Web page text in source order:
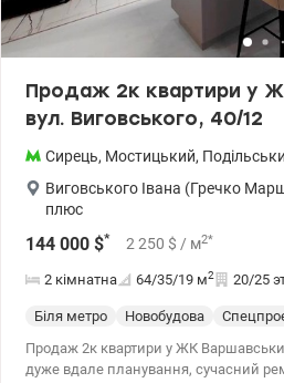
варіанти. Телефонуйте щоб дізнатись
0504434948 Оксана Романець
Продаж 2к квартири у
вул. Виговського, 40/12
Сирець, Мостицький,
Виговського Івана (Гречко
плюс
144 000 $* 2 250 $ / м2*
2 кімнатна 64/35/19 м2 20/25
Біля метро Новобудова
Продаж 2к квартири у ЖК
дуже вдале планування, сучасний